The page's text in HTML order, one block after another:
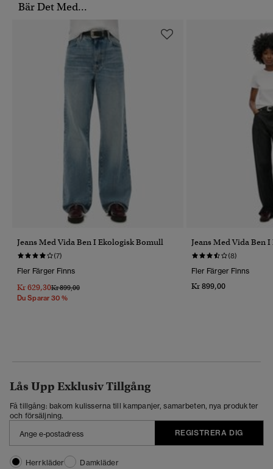
Bär Det Med...
Jeans Med Vida Ben I Ekologisk Bomull
(7)
Fler Färger Finns
Kr 629,30Pris Reducerat Från
Kr 899,00Till
Du Sparar 30 %
Jeans Med Vida Ben
(8)
Fler Färger Finns
Kr 899,00
Lås Upp Exklusiv Tillgång
Få tillgång: bakom kulisserna till kampanjer, samarbeten, nya produkter
och försäljning.
REGISTRERA DIG
Herrkläder Damkläder